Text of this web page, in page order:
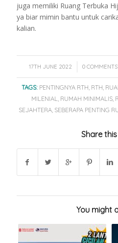
juga memiliki Ruang Terbuka
ya biar mimin bantu untuk
kalian.
17TH JUNE 2022
/ 0 COMMENTS
/
TAGS: PENTINGNYA RTH RTH
MILENIAL
RUMAH MINIMALIS
SEJAHTERA SEBERAPA PENTING
Share
You might